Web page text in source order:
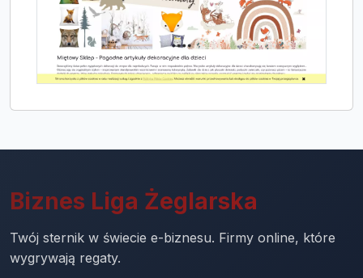
Biznes Liga Żeglarska
Twój sternik w świecie e-biznesu. Firmy online, które
wygrywają regaty.